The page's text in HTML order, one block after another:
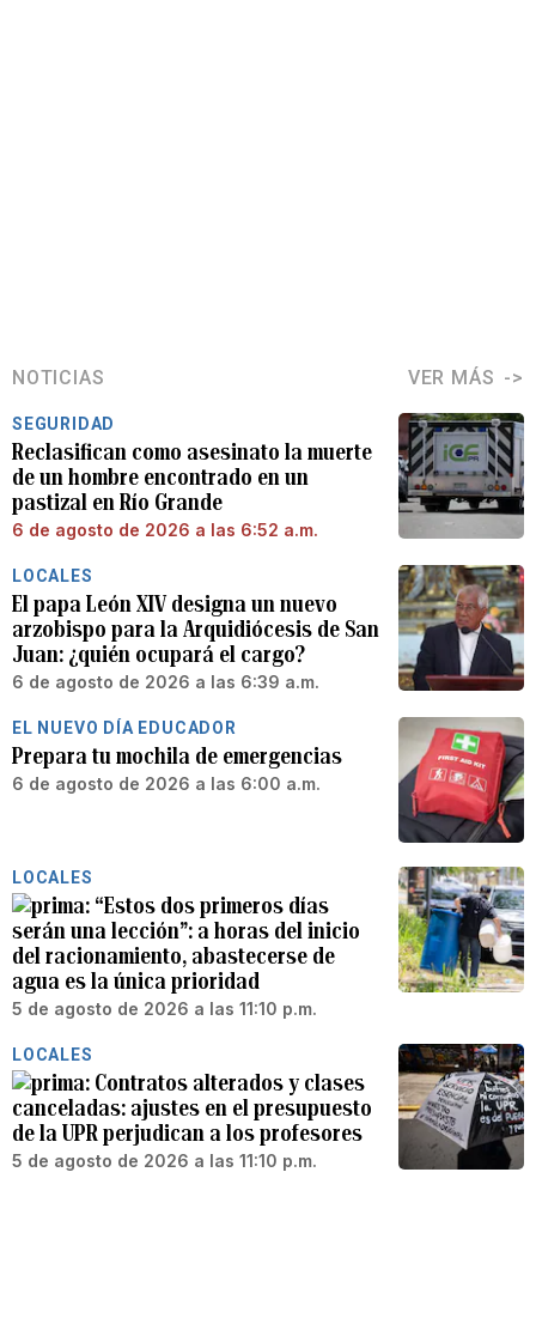
NOTICIAS VER MÁS
SEGURIDAD
Reclasifican como asesinato la muerte
de un hombre encontrado en un
pastizal en Río Grande
6 de agosto de 2026 a las 6:52 a.m.
LOCALES
El papa León XIV designa un nuevo
arzobispo para la Arquidiócesis de San
Juan: ¿quién ocupará el cargo?
6 de agosto de 2026 a las 6:39 a.m.
EL NUEVO DÍA EDUCADOR
Prepara tu mochila de emergencias
6 de agosto de 2026 a las 6:00 a.m.
LOCALES
“Estos dos primeros días
serán una lección”: a horas del inicio
del racionamiento, abastecerse de
agua es la única prioridad
5 de agosto de 2026 a las 11:10 p.m.
LOCALES
Contratos alterados y clases
canceladas: ajustes en el presupuesto
de la UPR perjudican a los profesores
5 de agosto de 2026 a las 11:10 p.m.